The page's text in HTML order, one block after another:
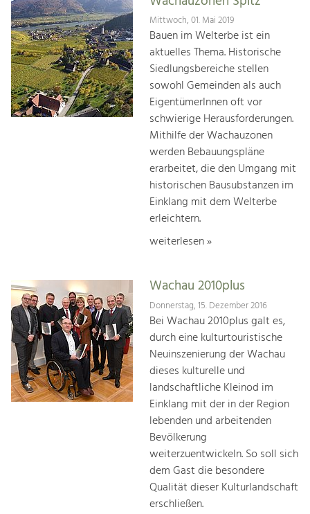
Mittwoch, 01. Mai 2019
Bauen im Welterbe ist ein
aktuelles Thema. Historische
Siedlungsbereiche stellen
sowohl Gemeinden als auch
EigentümerInnen oft vor
schwierige Herausforderungen.
Mithilfe der Wachauzonen
werden Bebauungspläne
erarbeitet, die den Umgang mit
historischen Bausubstanzen im
Einklang mit dem Welterbe
erleichtern.
weiterlesen »
Wachau 2010plus
Donnerstag, 15. Dezember 2016
Bei Wachau 2010plus galt es,
durch eine kulturtouristische
Neuinszenierung der Wachau
dieses kulturelle und
landschaftliche Kleinod im
Einklang mit der in der Region
lebenden und arbeitenden
Bevölkerung
weiterzuentwickeln. So soll sich
dem Gast die besondere
Qualität dieser Kulturlandschaft
erschließen.